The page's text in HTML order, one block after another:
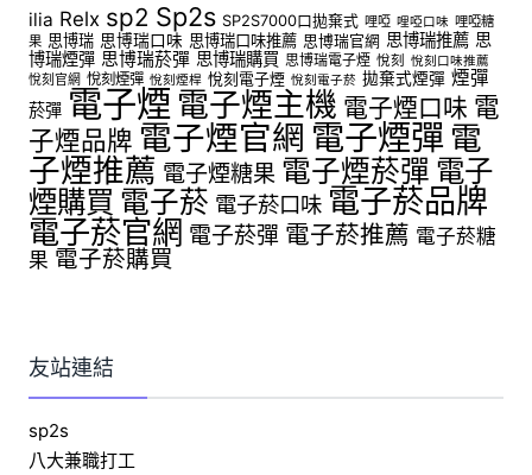
ilia Relx sp2 Sp2s SP2S7000口拋棄式 哩啞 哩啞口味 哩啞糖
果 思博瑞 思博瑞口味 思博瑞口味推薦 思博瑞官網 思博瑞推薦 思
博瑞煙彈 思博瑞菸彈 思博瑞購買 思博瑞電子煙 悅刻 悅刻口味推薦
悅刻官網 悅刻煙彈 悅刻煙桿 悅刻電子煙 悅刻電子菸 拋棄式煙彈 煙彈
菸彈 電子煙 電子煙主機 電子煙口味 電
子煙品牌 電子煙官網 電子煙彈 電
子煙推薦 電子煙糖果 電子煙菸彈 電子
煙購買 電子菸 電子菸口味 電子菸品牌
電子菸官網 電子菸彈 電子菸推薦 電子菸糖
果 電子菸購買
友站連結
sp2s
八大兼職打工